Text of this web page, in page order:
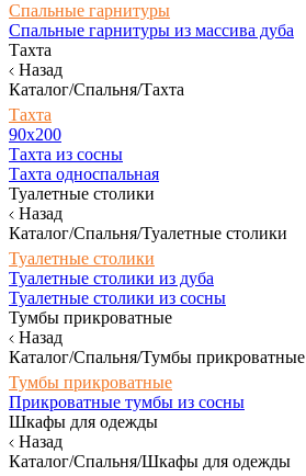
Спальные гарнитуры
Спальные гарнитуры из массива дуба
Тахта
Назад
Каталог/Спальня/Тахта
Тахта
90х200
Тахта из сосны
Тахта односпальная
Туалетные столики
Назад
Каталог/Спальня/Туалетные столики
Туалетные столики
Туалетные столики из дуба
Туалетные столики из сосны
Тумбы прикроватные
Назад
Каталог/Спальня/Тумбы прикроватные
Тумбы прикроватные
Прикроватные тумбы из сосны
Шкафы для одежды
Назад
Каталог/Спальня/Шкафы для одежды